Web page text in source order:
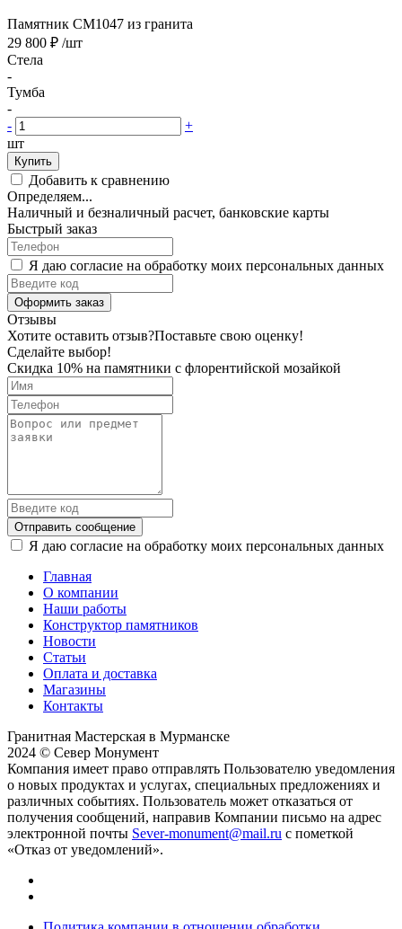
Памятник CM1047 из гранита
29 800 ₽ /шт
Стела
-
Тумба
-
-
+
шт
Купить
Добавить к сравнению
Определяем...
Наличный и безналичный расчет, банковские карты
Быстрый заказ
Я даю согласие на обработку моих персональных данных
Оформить заказ
Отзывы
Хотите оставить отзыв?Поставьте свою оценку!
Сделайте выбор!
Скидка 10% на памятники с флорентийской мозайкой
Отправить сообщение
Я даю согласие на обработку моих персональных данных
Главная
О компании
Наши работы
Конструктор памятников
Новости
Статьи
Оплата и доставка
Магазины
Контакты
Гранитная Мастерская в Мурманске
2024 © Север Монумент
Компания имеет право отправлять Пользователю уведомления
о новых продуктах и услугах, специальных предложениях и
различных событиях. Пользователь может отказаться от
получения сообщений, направив Компании письмо на адрес
электронной почты Sever-monument@mail.ru с пометкой
«Отказ от уведомлений».